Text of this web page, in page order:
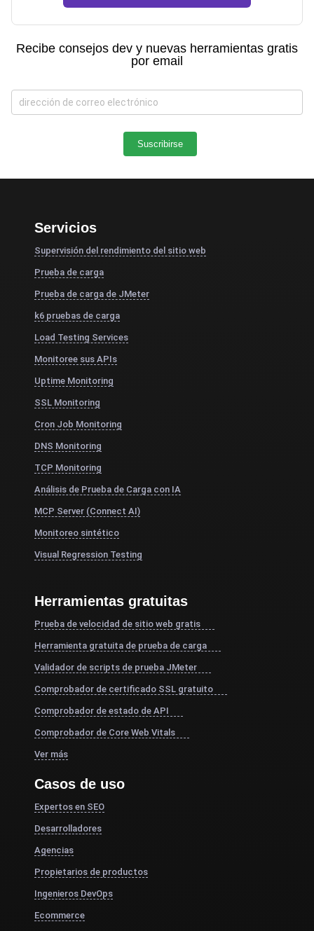
Recibe consejos dev y nuevas herramientas gratis
por email
Servicios
Supervisión del rendimiento del sitio web
Prueba de carga
Prueba de carga de JMeter
k6 pruebas de carga
Load Testing Services
Monitoree sus APIs
Uptime Monitoring
SSL Monitoring
Cron Job Monitoring
DNS Monitoring
TCP Monitoring
Análisis de Prueba de Carga con IA
MCP Server (Connect AI)
Monitoreo sintético
Visual Regression Testing
Herramientas gratuitas
Prueba de velocidad de sitio web gratis
Herramienta gratuita de prueba de carga
Validador de scripts de prueba JMeter
Comprobador de certificado SSL gratuito
Comprobador de estado de API
Comprobador de Core Web Vitals
Ver más
Casos de uso
Expertos en SEO
Desarrolladores
Agencias
Propietarios de productos
Ingenieros DevOps
Ecommerce